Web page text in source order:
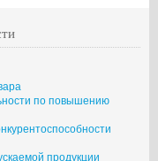
по повышению
продукции